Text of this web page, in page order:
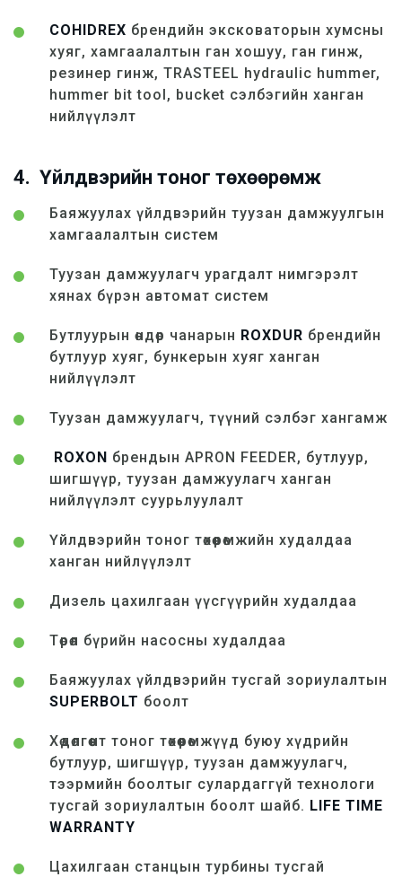
COHIDREX брендийн эксковаторын хумсны
хуяг, хамгаалалтын ган хошуу, ган гинж,
резинер гинж, TRASTEEL hydraulic hummer,
hummer bit tool, bucket сэлбэгийн ханган
нийлүүлэлт
4. Үйлдвэрийн тоног төхөөрөмж
Баяжуулах үйлдвэрийн туузан дамжуулгын
хамгаалалтын систем
Туузан дамжуулагч урагдалт нимгэрэлт
хянах бүрэн автомат систем
Бутлуурын өндөр чанарын ROXDUR брендийн
бутлуур хуяг, бункерын хуяг ханган
нийлүүлэлт
Туузан дамжуулагч, түүний сэлбэг хангамж
ROXON брендын APRON FEEDER, бутлуур,
шигшүүр, туузан дамжуулагч ханган
нийлүүлэлт суурьлуулалт
Үйлдвэрийн тоног төхөөрөмжийн худалдаа
ханган нийлүүлэлт
Дизель цахилгаан үүсгүүрийн худалдаа
Төрөл бүрийн насосны худалдаа
Баяжуулах үйлдвэрийн тусгай зориулалтын
SUPERBOLT боолт
Хөдөлгөөнт тоног төхөөрөмжүүд буюу хүдрийн
бутлуур, шигшүүр, туузан дамжуулагч,
тээрмийн боолтыг сулардаггүй технологи
тусгай зориулалтын боолт шайб. LIFE TIME
WARRANTY
Цахилгаан станцын турбины тусгай